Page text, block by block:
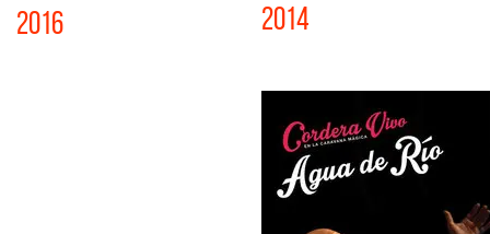
2016 2014